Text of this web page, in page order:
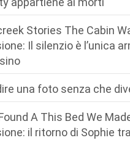
Stories The Cabin
Il silenzio è l’unica
una foto senza che
A This Bed We
il ritorno di Sophie